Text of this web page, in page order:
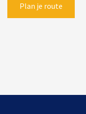
Plan je route